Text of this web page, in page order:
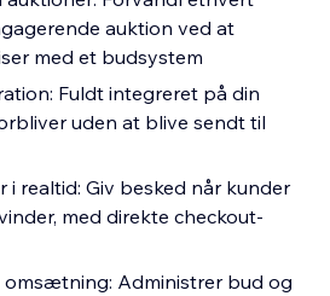
auktion ved at
med et budsystem
Fuldt integreret på din
uden at blive sendt til
i realtid: Giv besked når kunder
med direkte checkout-
Administrer bud og